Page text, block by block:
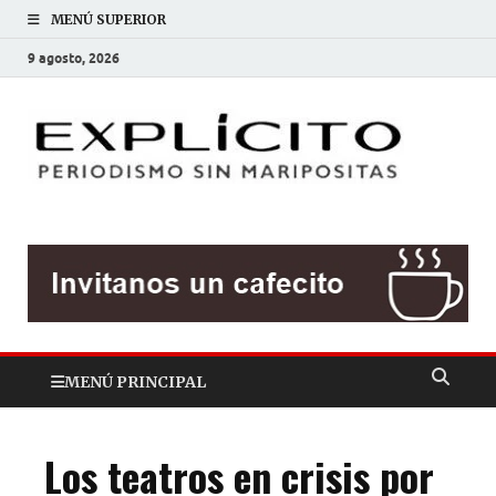
MENÚ SUPERIOR
9 agosto, 2026
MENÚ PRINCIPAL
Los teatros en crisis por